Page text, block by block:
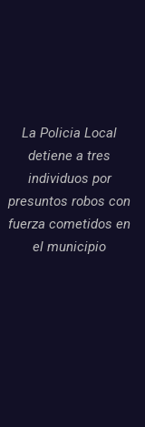
La Policia Local
detiene a tres
individuos por
presuntos robos con
fuerza cometidos en
el municipio